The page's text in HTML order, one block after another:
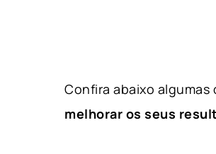
Confira abaixo
melhorar os seus